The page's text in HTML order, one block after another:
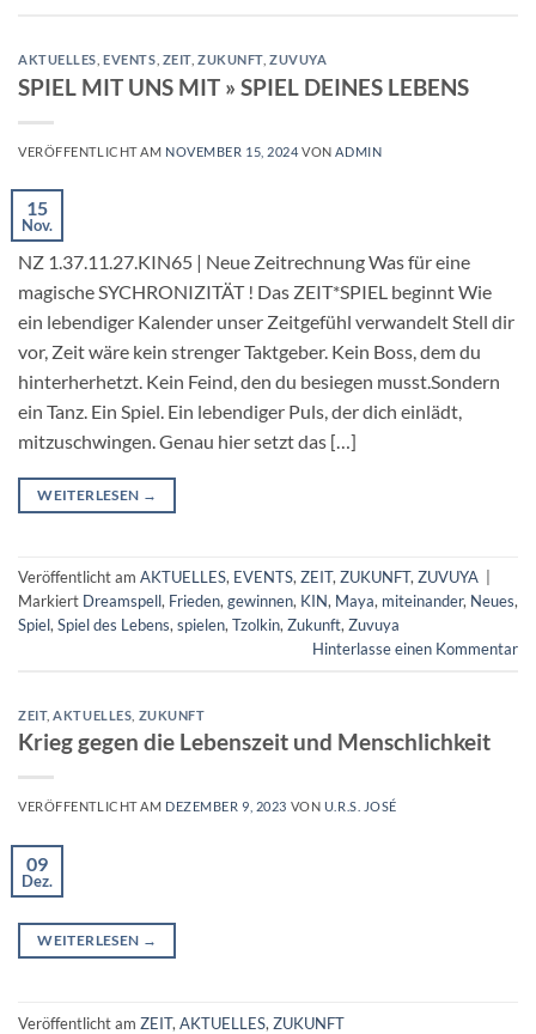
AKTUELLES ,EVENTS ZEIT,ZUKUNFT,ZUVUYA
SPIEL MIT UNS MIT » SPIEL DEINES LEBENS
VERÖFFENTLICHT AM NOVEMBER 15, 2024VON ADMIN
15
Nov.
NZ 1.37.11.27.KIN65 | Neue Zeitrechnung Was für eine
magische SYCHRONIZITÄT ! Das ZEIT*SPIEL beginnt Wie
ein lebendiger Kalender unser Zeitgefühl verwandelt Stell dir
vor, Zeit wäre kein strenger Taktgeber. Kein Boss, dem du
hinterherhetzt. Kein Feind, den du besiegen musst.Sondern
ein Tanz. Ein Spiel. Ein lebendiger Puls, der dich einlädt,
mitzuschwingen. Genau hier setzt das […]
WEITERLESEN →
Veröffentlicht am AKTUELLES, EVENTS, ZEIT, ZUKUNFT, ZUVUYA
Markiert Dreamspell, Frieden, gewinnen, KIN, Maya, miteinander, Neues,
Spiel, Spiel des Lebens, spielen, Tzolkin, Zukunft, Zuvuya
Hinterlasse einen Kommentar
ZEIT, AKTUELLES ZUKUNFT
Krieg gegen die Lebenszeit und Menschlichkeit
VERÖFFENTLICHT AM DEZEMBER 9, 2023 VON U.R.S. JOSÉ
09
Dez.
WEITERLESEN →
Veröffentlicht am ZEIT, AKTUELLES, ZUKUNFT